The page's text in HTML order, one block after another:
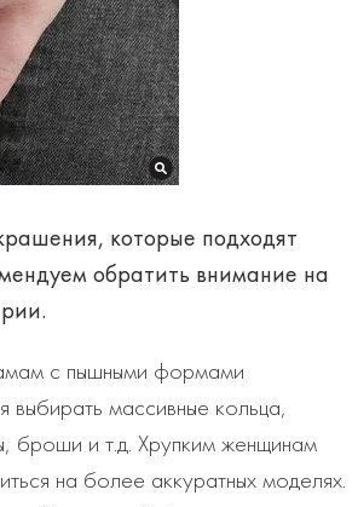
которые подходят
обратить внимание на
.
с пышными формами
выбирать массивные кольца,
броши и т.д. Хрупким женщинам
на более аккуратных моделях.